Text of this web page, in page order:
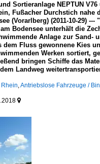
Sortieranlage NEPTUN V76
Fußacher Durchstich nahe
(Vorarlberg) (2011-10-29) ---
Bodensee unterhält die
Anlage zur Sand-
dem Fluss gewonnene Kies
Werken sortiert,
bringen Schiffe das
Landweg
Rhein,Antriebslose Fahrzeuge /
